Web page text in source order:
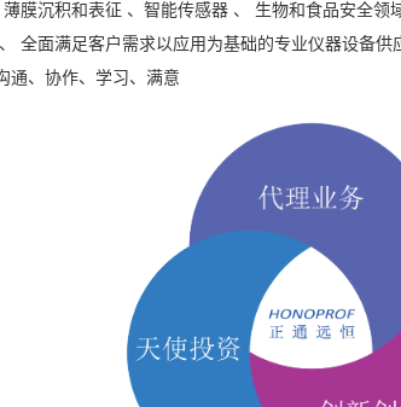
膜沉积和表征 、智能传感器 、 生物和食品安全领
全面满足客户需求以应用为基础的专业仪器设备供
通、协作、学习、满意